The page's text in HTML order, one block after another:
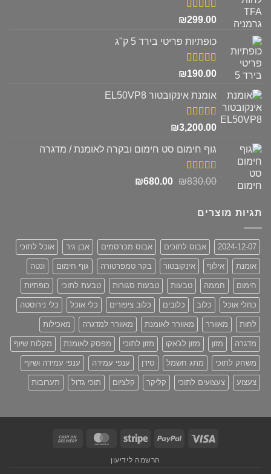
דורג5.00
₪299.00
כופתיות פריטי בירד 5 ק"ג
דורג5.00
₪190.00
אומנת אינקובטור EL50VP8
דורג5.00
₪3,200.00
גוף חימום סט חימום ובקרה לאומנת / מדגרה
דורג5.00
₪830.00
המחיר ₪680.00
המחיר
תגיות מוצרים
2024-12-07 אבוס לתוכים אבוס מכרסמים אבן גיר אוכל לתוכי
אומנת אילוף אינקובטור בקר טמפרטורה גוף חימום ונטה
חימום חממה טבעות טבעות סגורות טבעת לתוכי כופתיות
כחלי אוכל כלוב כלובים כלוב ציפורים כלי אוכל כלי נירוסטה
לחות מאוורר מאוורר לאומנת מאוורר למדגרה מאכילות
מדגרה מזון מזון לג'אקו מזון לתוכי מפסק לאומנת מקלות שיוף
משחק לתוכי מתג חשמל סידן ענפי עמידה ענפי עמידה ושיוף
צעצוע צעצועים לתוכי קליקר קלציום תוכי גדול תערובות
Visa
PayPal
Stripe
MasterCard
הרשמה לידיעון